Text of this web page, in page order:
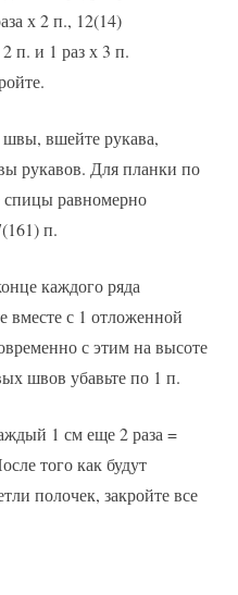
х 2 п., 12(14)
п. и 1 раз х 3 п.
вшейте рукава,
рукавов. Для планки по
равномерно
п.
каждого ряда
с 1 отложенной
с этим на высоте
швов убавьте по 1 п.
1 см еще 2 раза =
того как будут
полочек, закройте все